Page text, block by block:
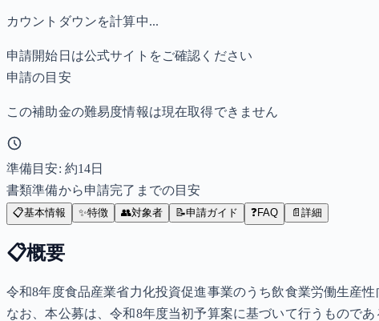
カウントダウンを計算中...
申請開始日は公式サイトをご確認ください
申請の目安
この補助金の難易度情報は現在取得できません
準備目安: 約14日
書類準備から申請完了までの目安
📋基本情報 ✨特徴 👥対象者 📝申請ガイド ❓FAQ 📄 詳細
📋概要
令和8年度食品産業省力化投資促進事業のうち飲食業労働生産
なお、本公募は、令和8年度当初予算案に基づいて行うもので